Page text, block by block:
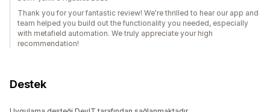
Thank you for your fantastic review! We're thrilled to hear our app and
team helped you build out the functionality you needed, especially
with metafield automation. We truly appreciate your high
recommendation!
Destek